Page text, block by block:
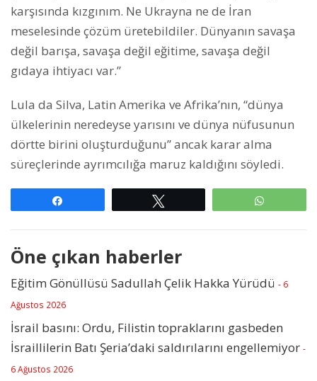
karşısında kızgınım. Ne Ukrayna ne de İran
meselesinde çözüm üretebildiler. Dünyanın savaşa
değil barışa, savaşa değil eğitime, savaşa değil
gıdaya ihtiyacı var.”
Lula da Silva, Latin Amerika ve Afrika’nın, “dünya
ülkelerinin neredeyse yarısını ve dünya nüfusunun
dörtte birini oluşturduğunu” ancak karar alma
süreçlerinde ayrımcılığa maruz kaldığını söyledi.
Öne çıkan haberler
Eğitim Gönüllüsü Sadullah Çelik Hakka Yürüdü - 6
Ağustos 2026
İsrail basını: Ordu, Filistin topraklarını gasbeden
İsraillilerin Batı Şeria’daki saldırılarını engellemiyor -
6 Ağustos 2026